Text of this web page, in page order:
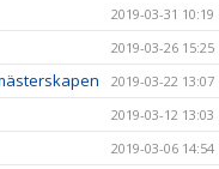
2019-03-31 10:19
2019-03-26 15:25
2019-03-22 13:07
2019-03-12 13:03
2019-03-06 14:54